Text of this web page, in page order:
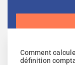
Comment
définition